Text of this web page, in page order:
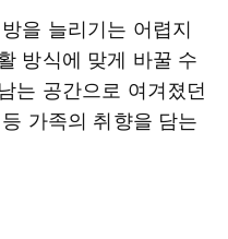
을 늘리기는 어렵지
방식에 맞게 바꿀 수
는 공간으로 여겨졌던
가족의 취향을 담는